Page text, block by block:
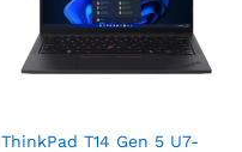
ThinkPad T14 Gen 5 U7-